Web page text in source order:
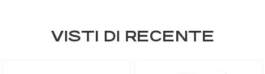
VISTI DI RECENTE